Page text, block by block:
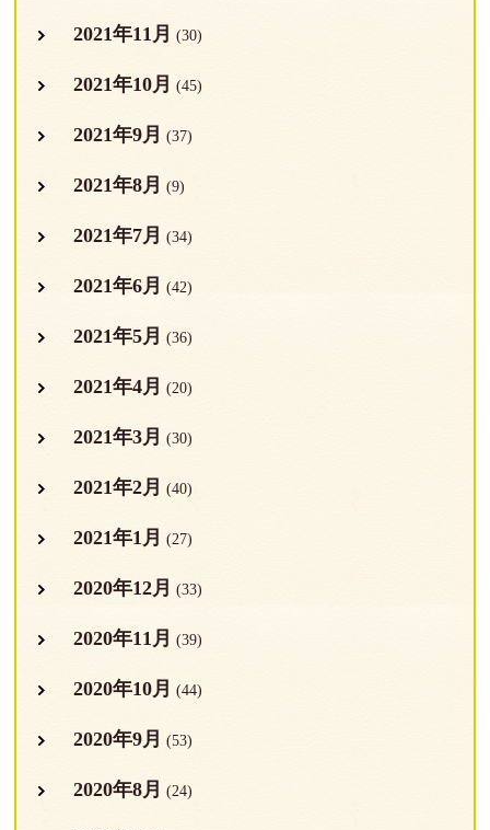
2021年11月 (30)
2021年10月 (45)
2021年9月 (37)
2021年8月 (9)
2021年7月 (34)
2021年6月 (42)
2021年5月 (36)
2021年4月 (20)
2021年3月 (30)
2021年2月 (40)
2021年1月 (27)
2020年12月 (33)
2020年11月 (39)
2020年10月 (44)
2020年9月 (53)
2020年8月 (24)